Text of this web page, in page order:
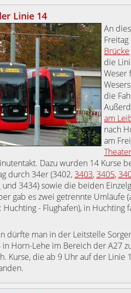
Linie 14
An
Brücke
die
Weser
die
am
nach
am
Dazu wurden 14 Kurse
durch 34er (3402,3403,3405,
und 3434) sowie die beiden
gab es zwei getrennte Umläufe
Huchting - Flughafen), in Huchting
dürfte man in der Leitstelle
in Horn-Lehe im Bereich der A27
Kurse, die ab 9 Uhr auf der